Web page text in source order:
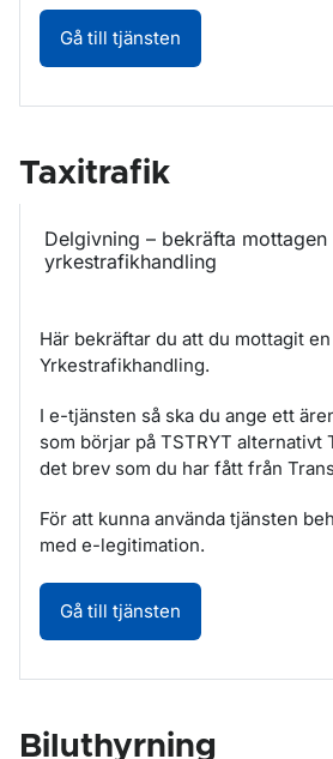
Gå till tjänsten
Taxitrafik
Delgivning – bekräfta mottagen
yrkestrafikhandling
Här bekräftar du att du mottagit en
Yrkestrafikhandling.
I e-tjänsten så ska du ange ett
som börjar på TSTRYT alternativt
det brev som du har fått från
För att kunna använda tjänsten
med e-legitimation.
Gå till tjänsten
Biluthyrning